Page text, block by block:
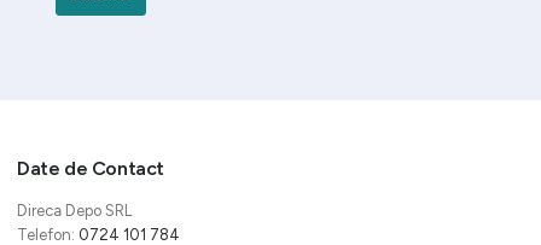
Date de Contact
Direca Depo SRL
Telefon: 0724 101 784